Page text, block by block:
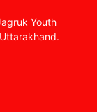
Youth